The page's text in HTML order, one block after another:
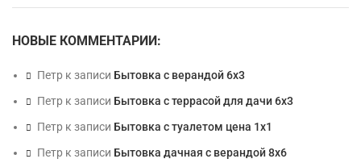
НОВЫЕ КОММЕНТАРИИ:
Петр к записи Бытовка с верандой 6х3
Петр к записи Бытовка с террасой для дачи 6х3
Петр к записи Бытовка с туалетом цена 1х1
Петр к записи Бытовка дачная с верандой 8х6